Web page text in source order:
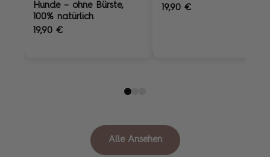
Hunde – ohne Bürste,
100% natürlich
19,90 €
19,90 €
Alle Ansehen